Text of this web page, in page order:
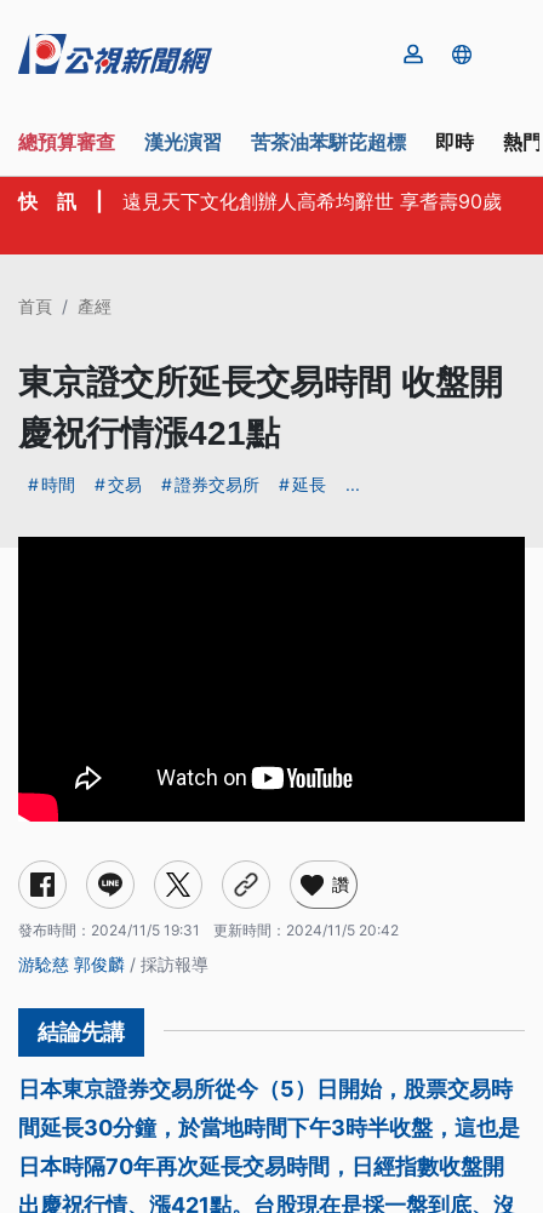
總預算審查 漢光演習 苦茶油苯駢芘超標 即時 熱
快 訊 遠見天下文化創辦人高希均辭世 享耆壽90歲
首頁 產經
東京證交所延長交易時間 收盤開
慶祝行情漲421點
時間 交易 證券交易所 延長 ...
讚
發布時間： 2024/11/5 19:31 更新時間： 2024/11/5 20:42
游騐慈 郭俊麟 / 採訪報導
日本東京證券交易所從今（5）日開始，股票交易時
間延長30分鐘，於當地時間下午3時半收盤，這也是
日本時隔70年再次延長交易時間，日經指數收盤開
出慶祝行情、漲421點。台股現在是採一盤到底、沒